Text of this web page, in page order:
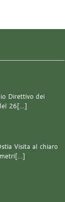
Direttivo dei
26[…]
Visita al chiaro
metri[…]